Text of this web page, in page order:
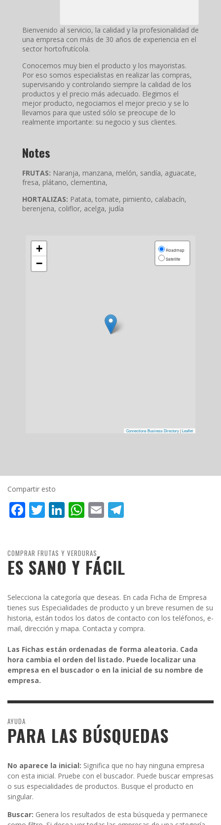
Bienvenido al servicio, la calidad y la profesionalidad de
una empresa con más de 30 años de experiencia en el
sector hortofrutícola.
Conocemos muy bien el producto y los mayoristas.
Por eso somos especialistas en realizar las compras,
supervisando y controlando siempre la calidad de los
productos y el precio más adecuado. Elegimos el
mejor producto, negociamos el mejor precio y se lo
llevamos para que usted sólo se preocupe de lo
realmente importante: su negocio y sus clientes.
Notes
FRUTAS: Naranja, manzana, melón, sandía, aguacate,
fresa, plátano, clementina,
HORTALIZAS: Patata, tomate, pimiento, calabacín,
berenjena, coliflor, acelga, judía
+
−
Roadmap
Satellite
Connections Business Directory|Leaflet
Compartir esto
Facebook
Twitter
LinkedIn
WhatsApp
Email
COMPRAR FRUTAS Y VERDURAS
ES SANO Y FÁCIL
Selecciona la categoría que deseas. En cada Ficha de Empresa
tienes sus Especialidades de producto y un breve resumen de su
historia, están todos los datos de contacto con los teléfonos, e-
mail, dirección y mapa. Contacta y compra.
Las Fichas están ordenadas de forma aleatoria. Cada
hora cambia el orden del listado. Puede localizar una
empresa en el buscador o en la inicial de su nombre de
empresa.
AYUDA
PARA LAS BÚSQUEDAS
No aparece la inicial: Significa que no hay ninguna empresa
con esta inicial. Pruebe con el buscador. Puede buscar empresas
o sus especialidades de productos. Busque el producto en
singular.
Buscar: Genera los resultados de esta búsqueda y permanece